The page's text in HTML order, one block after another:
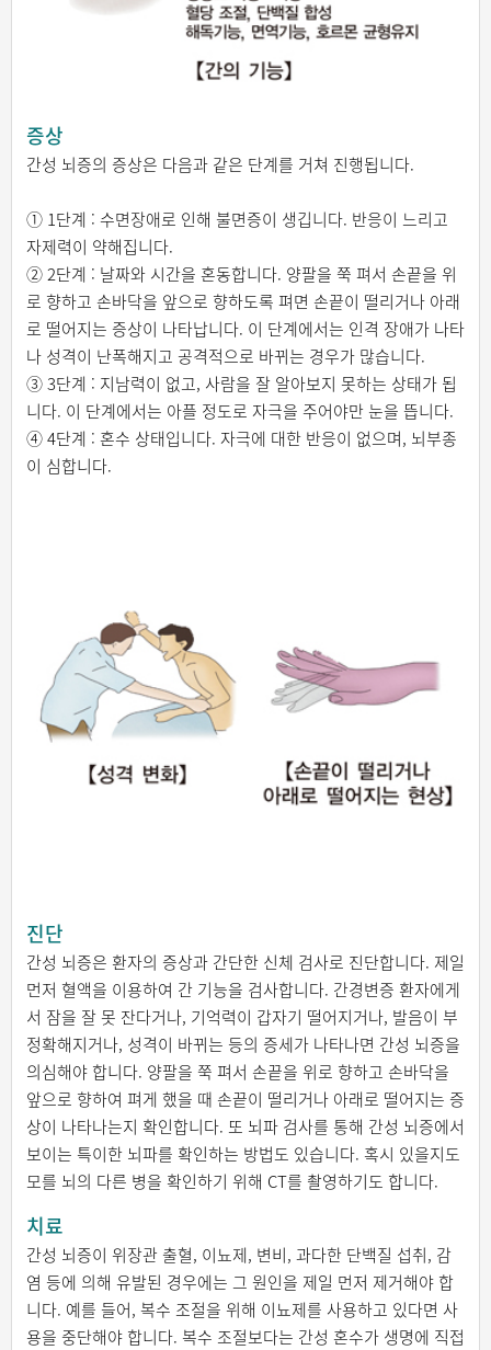
증상
간성 뇌증의 증상은 다음과 같은 단계를 거쳐 진행됩니다.
① 1단계 : 수면장애로 인해 불면증이 생깁니다. 반응이 느리고
자제력이 약해집니다.
② 2단계 : 날짜와 시간을 혼동합니다. 양팔을 쭉 펴서 손끝을 위
로 향하고 손바닥을 앞으로 향하도록 펴면 손끝이 떨리거나 아래
로 떨어지는 증상이 나타납니다. 이 단계에서는 인격 장애가 나타
나 성격이 난폭해지고 공격적으로 바뀌는 경우가 많습니다.
③ 3단계 : 지남력이 없고, 사람을 잘 알아보지 못하는 상태가 됩
니다. 이 단계에서는 아플 정도로 자극을 주어야만 눈을 뜹니다.
④ 4단계 : 혼수 상태입니다. 자극에 대한 반응이 없으며, 뇌부종
이 심합니다.
진단
간성 뇌증은 환자의 증상과 간단한 신체 검사로 진단합니다. 제일
먼저 혈액을 이용하여 간 기능을 검사합니다. 간경변증 환자에게
서 잠을 잘 못 잔다거나, 기억력이 갑자기 떨어지거나, 발음이 부
정확해지거나, 성격이 바뀌는 등의 증세가 나타나면 간성 뇌증을
의심해야 합니다. 양팔을 쭉 펴서 손끝을 위로 향하고 손바닥을
앞으로 향하여 펴게 했을 때 손끝이 떨리거나 아래로 떨어지는 증
상이 나타나는지 확인합니다. 또 뇌파 검사를 통해 간성 뇌증에서
보이는 특이한 뇌파를 확인하는 방법도 있습니다. 혹시 있을지도
모를 뇌의 다른 병을 확인하기 위해 CT를 촬영하기도 합니다.
치료
간성 뇌증이 위장관 출혈, 이뇨제, 변비, 과다한 단백질 섭취, 감
염 등에 의해 유발된 경우에는 그 원인을 제일 먼저 제거해야 합
니다. 예를 들어, 복수 조절을 위해 이뇨제를 사용하고 있다면 사
용을 중단해야 합니다. 복수 조절보다는 간성 혼수가 생명에 직접